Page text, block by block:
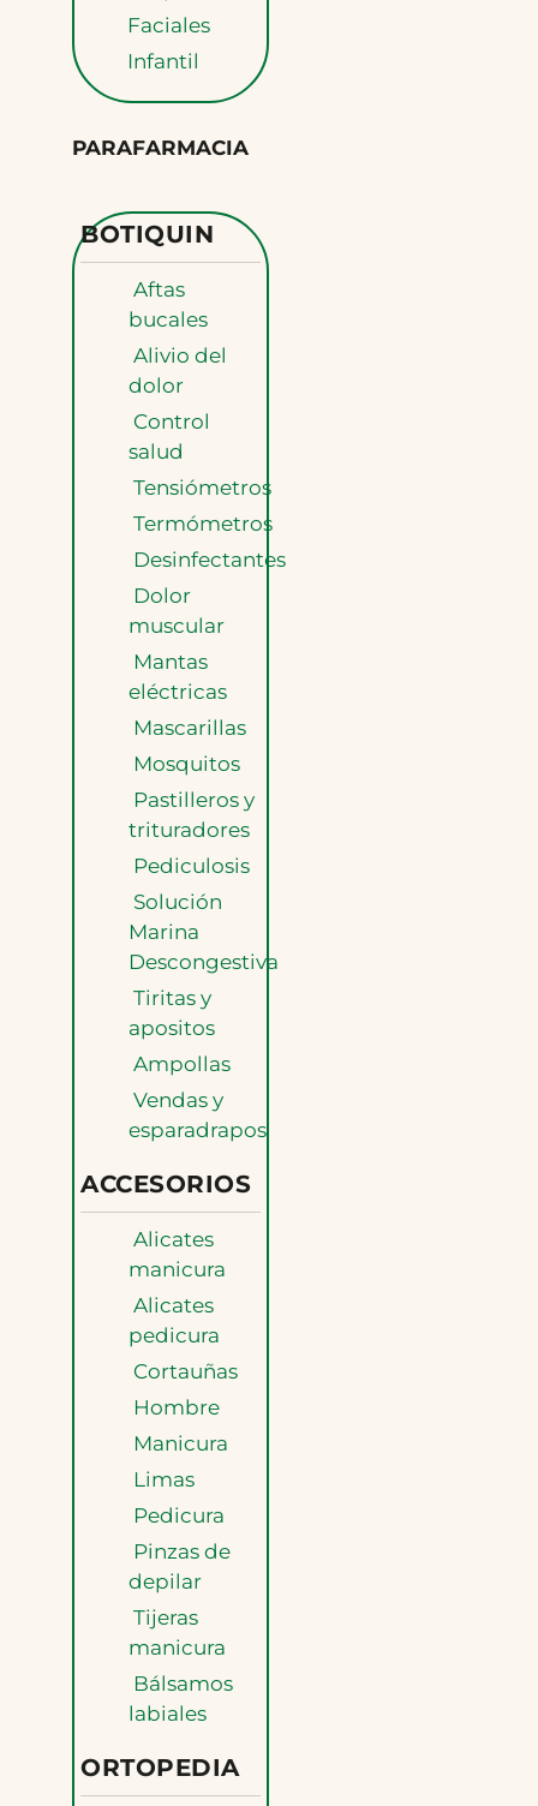
Faciales
Infantil
PARAFARMACIA
BOTIQUIN
Aftas
bucales
Alivio del
dolor
Control
salud
Tensiómetros
Termómetros
Desinfectantes
Dolor
muscular
Mantas
eléctricas
Mascarillas
Mosquitos
Pastilleros y
trituradores
Pediculosis
Solución
Marina
Descongestiva
Tiritas y
apositos
Ampollas
Vendas y
esparadrapos
ACCESORIOS
Alicates
manicura
Alicates
pedicura
Cortauñas
Hombre
Manicura
Limas
Pedicura
Pinzas de
depilar
Tijeras
manicura
Bálsamos
labiales
ORTOPEDIA